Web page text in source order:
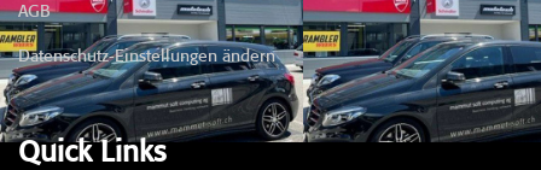
Quick Links
AGB
Datenschutz-Einstellungen ändern